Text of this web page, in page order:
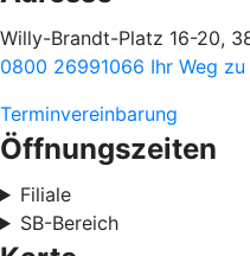
Willy-Brandt-Platz 16-20,
0800 26991066 Ihr Weg zu
Terminvereinbarung
Öffnungszeiten
Filiale
SB-Bereich